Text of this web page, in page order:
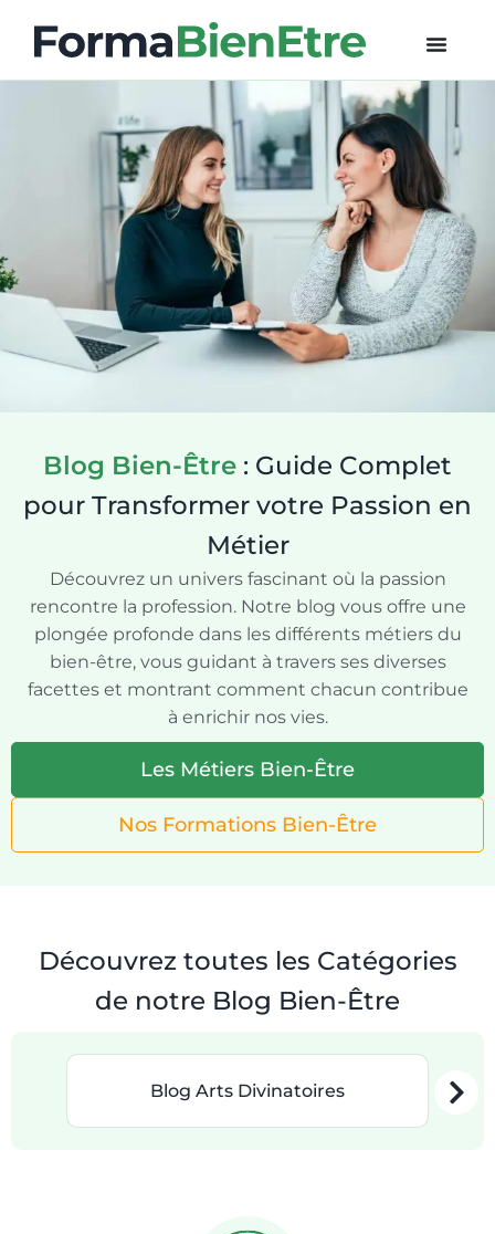
Blog Bien-Être : Guide Complet
pour Transformer votre Passion en
Métier
Découvrez un univers fascinant où la passion
rencontre la profession. Notre blog vous offre une
plongée profonde dans les différents métiers du
bien-être, vous guidant à travers ses diverses
facettes et montrant comment chacun contribue
à enrichir nos vies.
Les Métiers Bien-Être
Nos Formations Bien-Être
Découvrez toutes les Catégories
de notre Blog Bien-Être
Blog Arts Divinatoires